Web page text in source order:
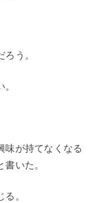
う。
味が持てなくなる
いた。
。